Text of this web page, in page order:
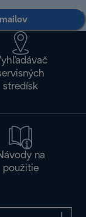
stredísk
na
použitie